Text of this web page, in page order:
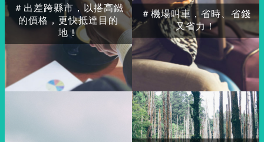
＃出差跨縣市，以搭高鐵
的價格，更快抵達目的
地！
＃機場叫車，省時、省錢
又省力！